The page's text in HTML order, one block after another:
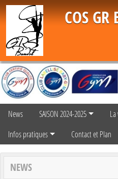
COS
News SAISON 2024-2025
Infos pratiques
Contact et Plan
NEWS
Panneau de gestion des cookies